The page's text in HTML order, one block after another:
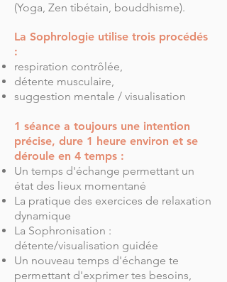
(Yoga, Zen tibétain, bouddhisme).
La Sophrologie utilise trois procédés
:
respiration contrôlée,
détente musculaire,
suggestion mentale / visualisation
1 séance a toujours une intention
précise, dure 1 heure environ et se
déroule en 4 temps :
Un temps d'échange permettant un
état des lieux momentané
La pratique des exercices de relaxation
dynamique
La Sophronisation :
détente/visualisation guidée
Un nouveau temps d'échange te
permettant d'exprimer tes besoins,